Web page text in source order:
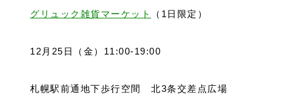
グリュック雑貨マーケット （1日限定）
12月25日（金）11:00-19:00
札幌駅前通地下歩行空間 北3条交差点広場